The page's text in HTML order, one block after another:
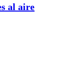
al aire